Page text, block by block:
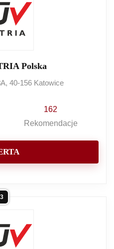
Polska
40-156 Katowice
162
Rekomendacje
3